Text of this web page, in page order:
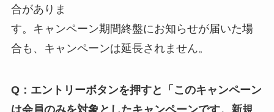
合がありま
す。キャンペーン期間終盤にお知らせが届いた場
合も、キャンペーンは延長されません。
Q：エントリーボタンを押すと「このキャンペーン